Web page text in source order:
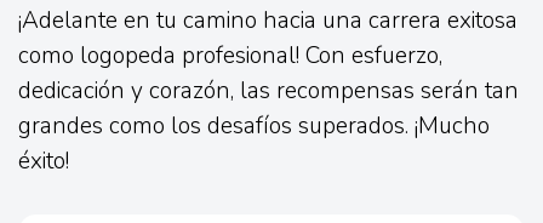
¡Adelante en tu camino hacia una carrera exitosa
como logopeda profesional! Con esfuerzo,
dedicación y corazón, las recompensas serán tan
grandes como los desafíos superados. ¡Mucho
éxito!